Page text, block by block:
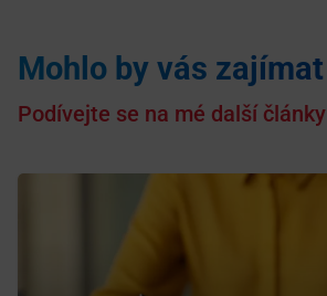
Mohlo by vás zajímat
Podívejte se na mé další články